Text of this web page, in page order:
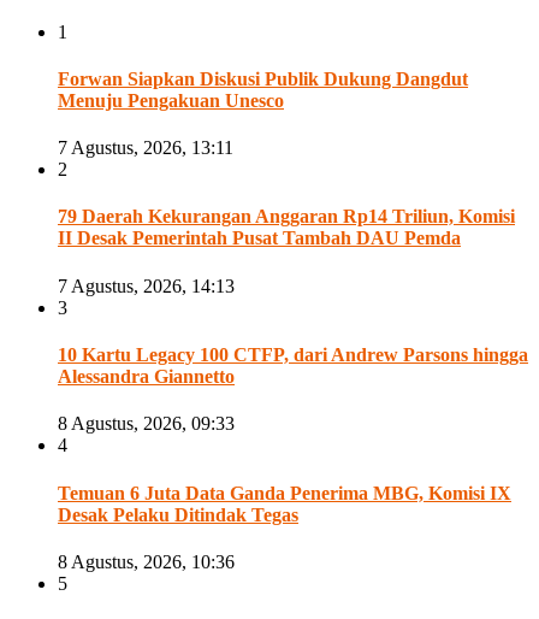
1
Forwan Siapkan Diskusi Publik Dukung Dangdut
Menuju Pengakuan Unesco
7 Agustus, 2026, 13:11
2
79 Daerah Kekurangan Anggaran Rp14 Triliun, Komisi
II Desak Pemerintah Pusat Tambah DAU Pemda
7 Agustus, 2026, 14:13
3
10 Kartu Legacy 100 CTFP, dari Andrew Parsons hingga
Alessandra Giannetto
8 Agustus, 2026, 09:33
4
Temuan 6 Juta Data Ganda Penerima MBG, Komisi IX
Desak Pelaku Ditindak Tegas
8 Agustus, 2026, 10:36
5